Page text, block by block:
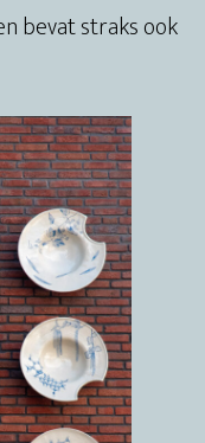
bevat straks ook